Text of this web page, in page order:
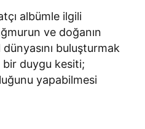
albümle ilgili
ve doğanın
buluşturmak
bir duygu kesiti;
yapabilmesi